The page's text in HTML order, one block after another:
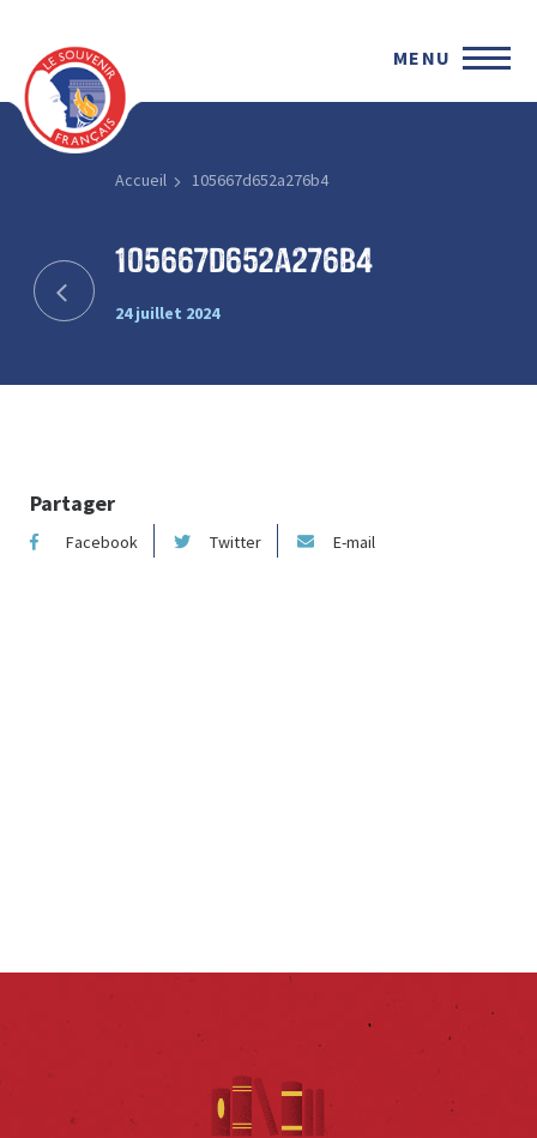
MENU
Accueil 105667d652a276b4
105667d652a276b4
24 juillet 2024
Partager
Facebook Twitter E-mail